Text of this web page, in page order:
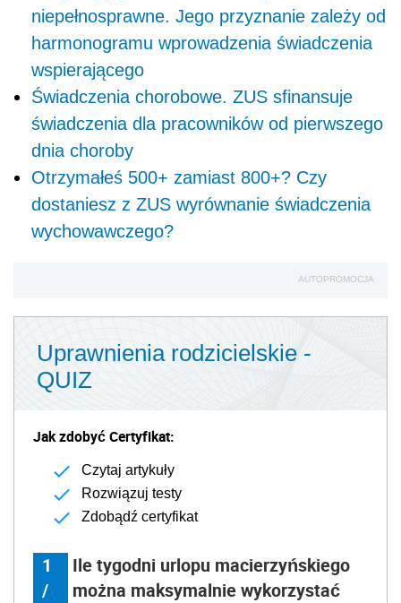
niepełnosprawne. Jego przyznanie zależy od
harmonogramu wprowadzenia świadczenia
wspierającego
Świadczenia chorobowe. ZUS sfinansuje
świadczenia dla pracowników od pierwszego
dnia choroby
Otrzymałeś 500+ zamiast 800+? Czy
dostaniesz z ZUS wyrównanie świadczenia
wychowawczego?
AUTOPROMOCJA
Uprawnienia rodzicielskie -
QUIZ
Jak zdobyć Certyfikat:
Czytaj artykuły
Rozwiązuj testy
Zdobądź certyfikat
1
/
Ile tygodni urlopu macierzyńskiego
można maksymalnie wykorzystać